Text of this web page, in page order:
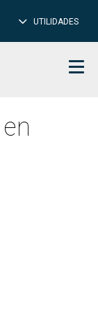
UTILIDADES